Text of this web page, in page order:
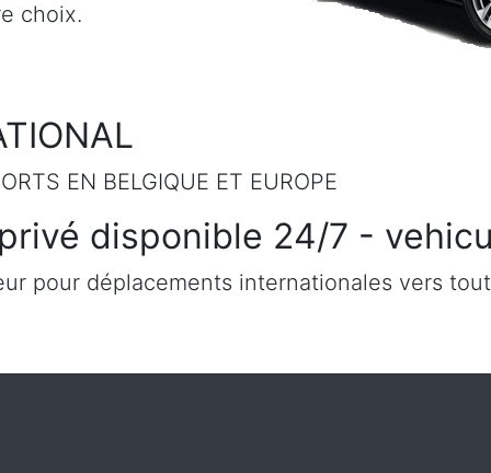
choix.
EN BELGIQUE ET EUROPE
disponible 24/7 -
pour déplacements internationales vers